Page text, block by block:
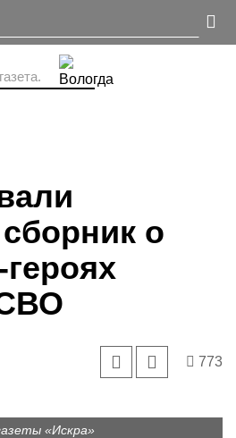
о
773
«Искра»